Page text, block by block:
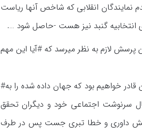
انقلابی که شاخص آنها ریاست
انتخابیه گنبد نیز هست -حاصل شود ….
لازم به نظر میرسد که #آیا این مهم
خواهیم بود که جهان داده شده را به#
سرنوشت اجتماعی خود و دیگران تحقق
پیش داوری و خطا تبری جست پس در طرف